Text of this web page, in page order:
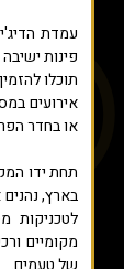
עמדת
פינות
תוכלו
אירועים
או בחדר
תחת ידו
בארץ,
לטכניקות
מקומיים